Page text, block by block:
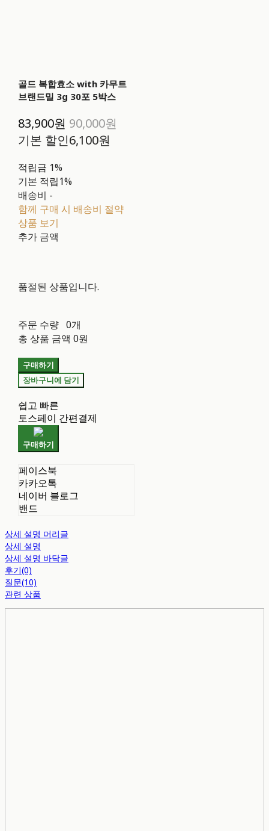
골드 복합효소 with 카무트
브랜드밀 3g 30포 5박스
83,900원 90,000원
기본 할인6,100원
적립금 1%
기본 적립1%
배송비 -
함께 구매 시 배송비 절약
상품 보기
추가 금액
품절된 상품입니다.
주문 수량 0개
총 상품 금액 0원
구매하기
장바구니에 담기
쉽고 빠른
토스페이 간편결제
구매하기
페이스북
카카오톡
네이버 블로그
밴드
상세 설명 머리글
상세 설명
상세 설명 바닥글
후기(0)
질문(10)
관련 상품